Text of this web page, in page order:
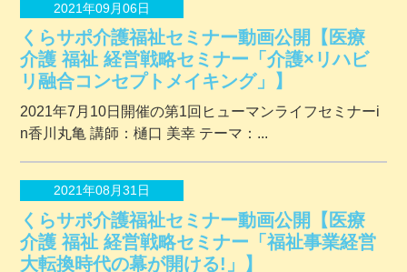
2021年09月06日
くらサポ介護福祉セミナー動画公開【医療
介護 福祉 経営戦略セミナー「介護×リハビ
リ融合コンセプトメイキング」】
2021年7月10日開催の第1回ヒューマンライフセミナーi
n香川丸亀 講師：樋口 美幸 テーマ：...
2021年08月31日
くらサポ介護福祉セミナー動画公開【医療
介護 福祉 経営戦略セミナー「福祉事業経営
大転換時代の幕が開ける!」】